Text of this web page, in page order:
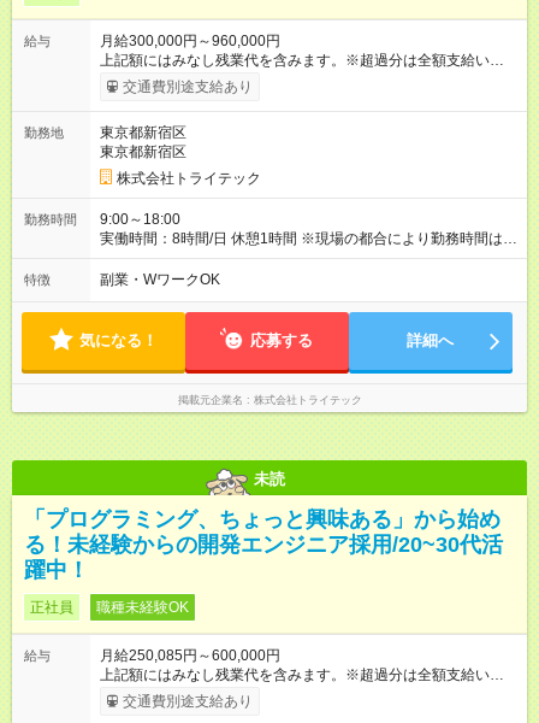
給与
月給300,000円～960,000円
上記額にはみなし残業代を含みます。※超過分は全額支給いたし
ます。 みなし残業代 45,975円／月 みなし残業時間 30時間／月
※経験・年齢・能力などを考慮のうえ、当社規定により決定しま
91％を誇る理由は、前給保証と昇給率10%以上を目標とした給
与改定を行っているから。案件単価、給与計算式もオープンに
しており、透明性のある給与体系が安心感を支えています。
★ 前職給与を保証！★ 実際に当社に転職したエンジニアが全
員、前職よりも収入をUPさせています！ 【試用期間】試用期間
あり 試用期間の長さ：6ヶ月 雇用形態、給与は本採用時と同じ
交通費別途支給あり
勤務地
東京都新宿区
東京都新宿区
株式会社トライテック
勤務時間
9:00～18:00
実働時間：8時間/日 休憩1時間 ※現場の都合により勤務時間は異
なります。 ※残業は平均で5～10時間ほどと少なめです。 ★ 理
想のワークライフバランスを実現 ★ 年間休日131日、副業OK
事もプライベートも両立できる環境が整っています。
特徴 副業・WワークOK
気になる！ 応募する 詳細へ
掲載元企業名 株式会社トライテック
未読
「プログラミング、ちょっと興味ある」から始め
る！未経験からの開発エンジニア採用/20~30代活
躍中！
正社員 職種未経験OK
給与
月給250,085円～600,000円
上記額にはみなし残業代を含みます。※超過分は全額支給いたし
ます。 みなし残業代 47,485円／月 みなし残業時間 30時間／月
・研修期間については月給20万3000円＋交通費＋資格手当＋役
交通費別途支給あり